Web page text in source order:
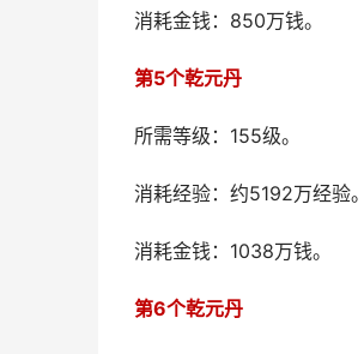
消耗金钱：850万钱。
第5个乾元丹
所需等级：155级。
消耗经验：约5192万经验。
消耗金钱：1038万钱。
第6个乾元丹